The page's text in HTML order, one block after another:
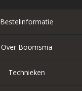
Bestelinformatie
Over Boomsma
Technieken